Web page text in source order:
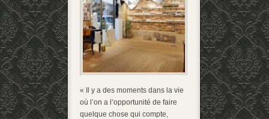
« Il y a des moments dans la vie
où l’on a l’opportunité de faire
quelque chose qui compte,